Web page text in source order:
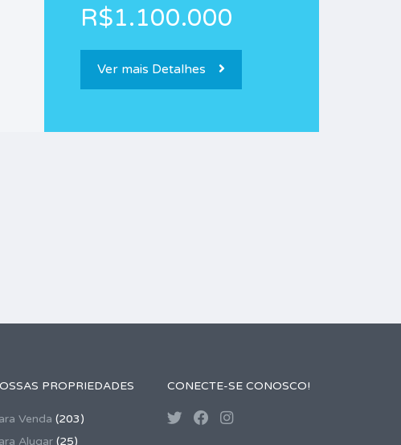
R$1.100.000
Ver mais Detalhes
PROPRIEDADES
Venda (203)
Alugar (25)
CONECTE-SE CONOSCO!